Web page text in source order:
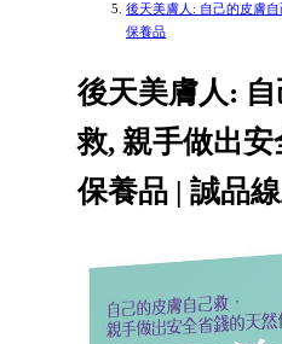
後天美膚人: 自己的皮膚
保養品
後天美膚人:
救, 親手做出
保養品 | 誠品